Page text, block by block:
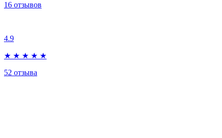
16 отзывов
4.9
★ ★ ★ ★ ★
52 отзыва